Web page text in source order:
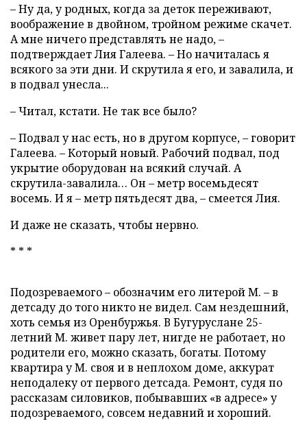
– Ну да, у родных, когда за деток переживают,
воображение в двойном, тройном режиме скачет.
А мне ничего представлять не надо, –
подтверждает Лия Галеева. – Но начиталась я
всякого за эти дни. И скрутила я его, и завалила, и
в подвал унесла...
– Читал, кстати. Не так все было?
– Подвал у нас есть, но в другом корпусе, – говорит
Галеева. – Который новый. Рабочий подвал, под
укрытие оборудован на всякий случай. А
скрутила-завалила… Он – метр восемьдесят
восемь. И я – метр пятьдесят два, – смеется Лия.
И даже не сказать, чтобы нервно.
* * *
Подозреваемого – обозначим его литерой М. – в
детсаду до того никто не видел. Сам нездешний,
хоть семья из Оренбуржья. В Бугуруслане 25-
летний М. живет пару лет, нигде не работает, но
родители его, можно сказать, богаты. Потому
квартира у М. своя и в неплохом доме, аккурат
неподалеку от первого детсада. Ремонт, судя по
рассказам силовиков, побывавших «в адресе» у
подозреваемого, совсем недавний и хороший.